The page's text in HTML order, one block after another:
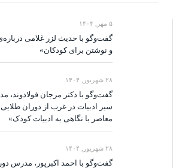
۵ مهر, ۱۴۰۴
گفت‌وگو با حدیث لزر غلامی
و نوشتن برای کودکان»
۲۸ شهریور, ۱۴۰۴
گفت‌وگو با دکتر مرجان فولادوند،
سیر ادبیات در غرب از دوران طلایی
معاصر با نگاهی به ادبیات کودک»
۲۸ شهریور, ۱۴۰۴
گفت‌وگو با احمد اکبرپور، مدرس